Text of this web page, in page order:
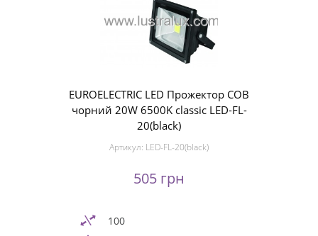
EUROELECTRIC LED Прожектор COB
чорний 20W 6500K classic LED-FL-
20(black)
Артикул: LED-FL-20(black)
505 грн
100